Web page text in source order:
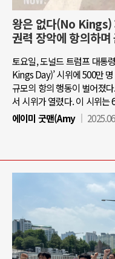
왕은 없다(No Kings)
권력 장악에 항의하
토요일, 도널드 트럼프 대통
Kings Day)’ 시위에 500만
규모의 항의 행동이 벌어졌
서 시위가 열렸다. 이 시위는
에이미 굿맨(Amy